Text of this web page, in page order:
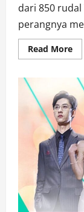
dari 850
perangnya
Read More
4